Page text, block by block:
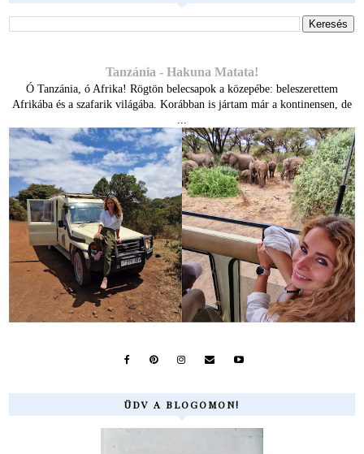
Tanzánia - Hakuna Matata!
Ó Tanzánia, ó Afrika! Rögtön belecsapok a közepébe: beleszerettem
Afrikába és a szafarik világába. Korábban is jártam már a kontinensen, de
...
ÜDV A BLOGOMON!